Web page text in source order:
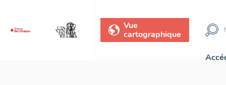
Vue
cartographique